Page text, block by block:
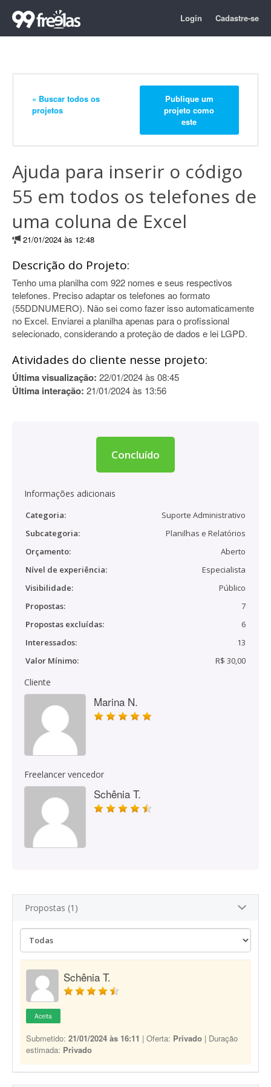
Login Cadastre-se
« Buscar todos os
projetos
Publique um
projeto como
este
Ajuda para inserir o código
55 em todos os telefones de
uma coluna de Excel
21/01/2024 às 12:48
Descrição do Projeto:
Tenho uma planilha com 922 nomes e seus respectivos
telefones. Preciso adaptar os telefones ao formato
(55DDNUMERO). Não sei como fazer isso automaticamente
no Excel. Enviarei a planilha apenas para o profissional
selecionado, considerando a proteção de dados e lei LGPD.
Atividades do cliente nesse projeto:
Última visualização: 22/01/2024 às 08:45
Última interação: 21/01/2024 às 13:56
Concluído
Informações adicionais
Categoria:
Suporte Administrativo
Subcategoria:
Planilhas e Relatórios
Orçamento:
Aberto
Nível de experiência:
Especialista
Visibilidade:
Público
Propostas:
7
Propostas excluídas:
6
Interessados:
13
Valor Mínimo:
R$ 30,00
Cliente
Marina N.
Freelancer vencedor
Schênia T.
Propostas (1)
Schênia T.
Aceita
Submetido: 21/01/2024 às 16:11 | Oferta: Privado | Duração
estimada: Privado